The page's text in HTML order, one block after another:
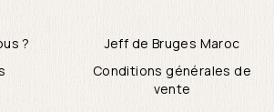
?
Jeff de Bruges Maroc
Conditions générales de
vente